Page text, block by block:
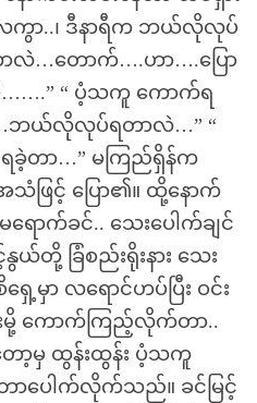
ေကွာ..၊ ဒီနာရီက ဘယ်လိုလုပ်
ာလဲ…တောက်….ဟာ….ပြော
“ ပံ့သကူ ကောက်ရ
ဘယ်လိုလုပ်ရတာလဲ…” “
ရခဲ့တာ…” မကြည်ရှိန်က
ဖြင့် ပြော၏။ ထို့နောက်
ောက်ခင်.. သေးပေါက်ချင်
ယ်တို့ ခြံစည်းရိုးနား သေး
ေ့မှာ လရောင်ဟပ်ပြီး ဝင်း
မို့ ကောက်ကြည့်လိုက်တာ..
ော့မှ ထွန်းထွန်း ပံ့သကူ
ောပေါက်လိုက်သည်။ ခင်မြင့်